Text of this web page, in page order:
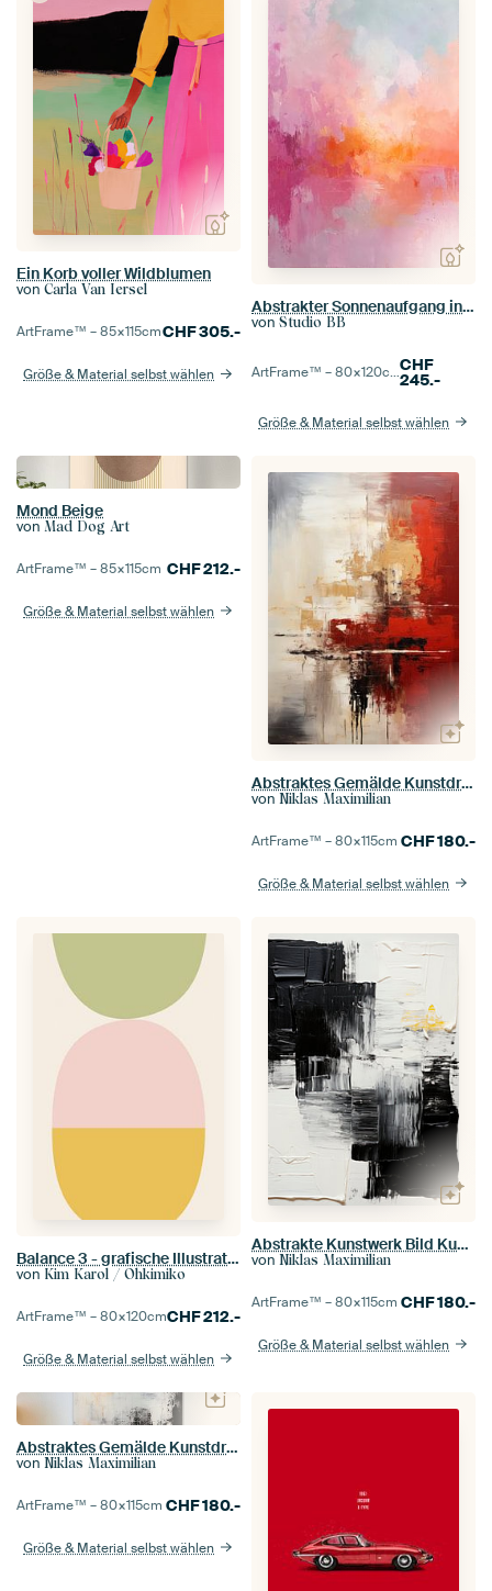
Ein Korb voller Wildblumen
von Carla Van Iersel
ArtFrame™ –85×115cmCHF305.-
Größe & Material selbst wählen
Abstrakter Sonnenaufgang in Pastell Nr. 1
von Studio BB
ArtFrame™ –80×120cm CHF
245.-
Größe & Material selbst wählen
Mond Beige
von Mad Dog Art
ArtFrame™ –85×115cm CHF212.-
Größe & Material selbst wählen
Abstraktes Gemälde Kunstdruck Modern Rot, Gelb und Weiß
von Niklas Maximilian
ArtFrame™ –80×115cm CHF180.-
Größe & Material selbst wählen
Balance 3 - grafische Illustration in sanften Farben
von Kim Karol / Ohkimiko
ArtFrame™ –80×120cmCHF212.-
Größe & Material selbst wählen
Abstrakte Kunstwerk Bild Kunstdruck Gemälde Schwarz Weiß
von Niklas Maximilian
ArtFrame™ –80×115cm CHF180.-
Größe & Material selbst wählen
Abstraktes Gemälde Kunstdruck Modern Schwarz Weiß
von Niklas Maximilian
ArtFrame™ –80×115cm CHF180.-
Größe & Material selbst wählen